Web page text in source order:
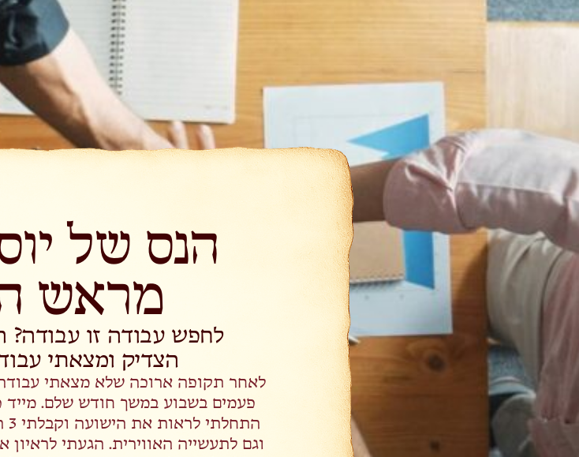
הנס של
מראש
לחפש עבודה זו עבודה?
הצדיק ומצאתי
לאחר תקופה ארוכה שלא מצאתי
פעמים בשבוע במשך חודש שלם. מייד
וגם לתעשייה האווירית. הגעתי לראיון